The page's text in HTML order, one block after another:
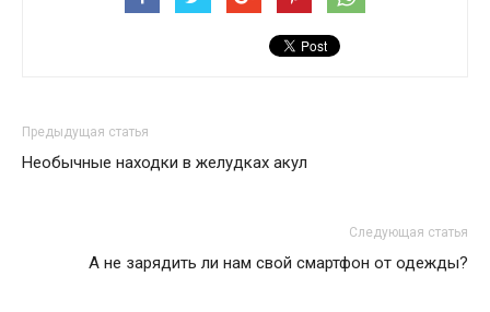
Предыдущая статья
Необычные находки в желудках акул
Следующая статья
А не зарядить ли нам свой смартфон от одежды?